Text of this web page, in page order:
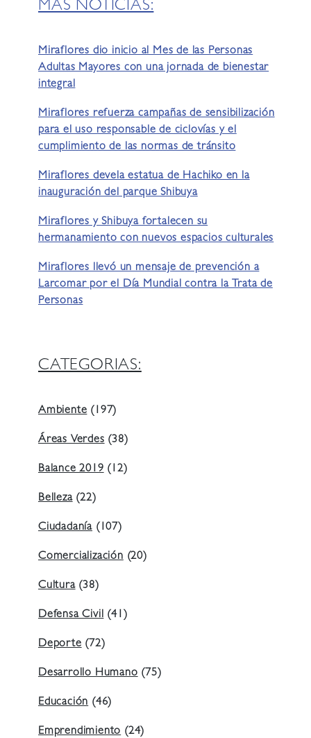
MÁS NOTICIAS:
Miraflores dio inicio al Mes de las Personas
Adultas Mayores con una jornada de bienestar
integral
Miraflores refuerza campañas de sensibilización
para el uso responsable de ciclovías y el
cumplimiento de las normas de tránsito
Miraflores devela estatua de Hachiko en la
inauguración del parque Shibuya
Miraflores y Shibuya fortalecen su
hermanamiento con nuevos espacios culturales
Miraflores llevó un mensaje de prevención a
Larcomar por el Día Mundial contra la Trata de
Personas
CATEGORIAS:
Ambiente (197)
Áreas Verdes (38)
Balance 2019 (12)
Belleza(22)
Ciudadanía (107)
Comercialización (20)
Cultura(38)
Defensa Civil (41)
Deporte (72)
Desarrollo Humano (75)
Educación (46)
Emprendimiento (24)